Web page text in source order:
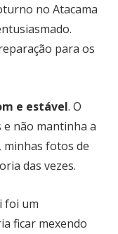
no Atacama
para os
e estável. O
não mantinha a
minhas fotos de
das vezes.
foi um
ficar mexendo